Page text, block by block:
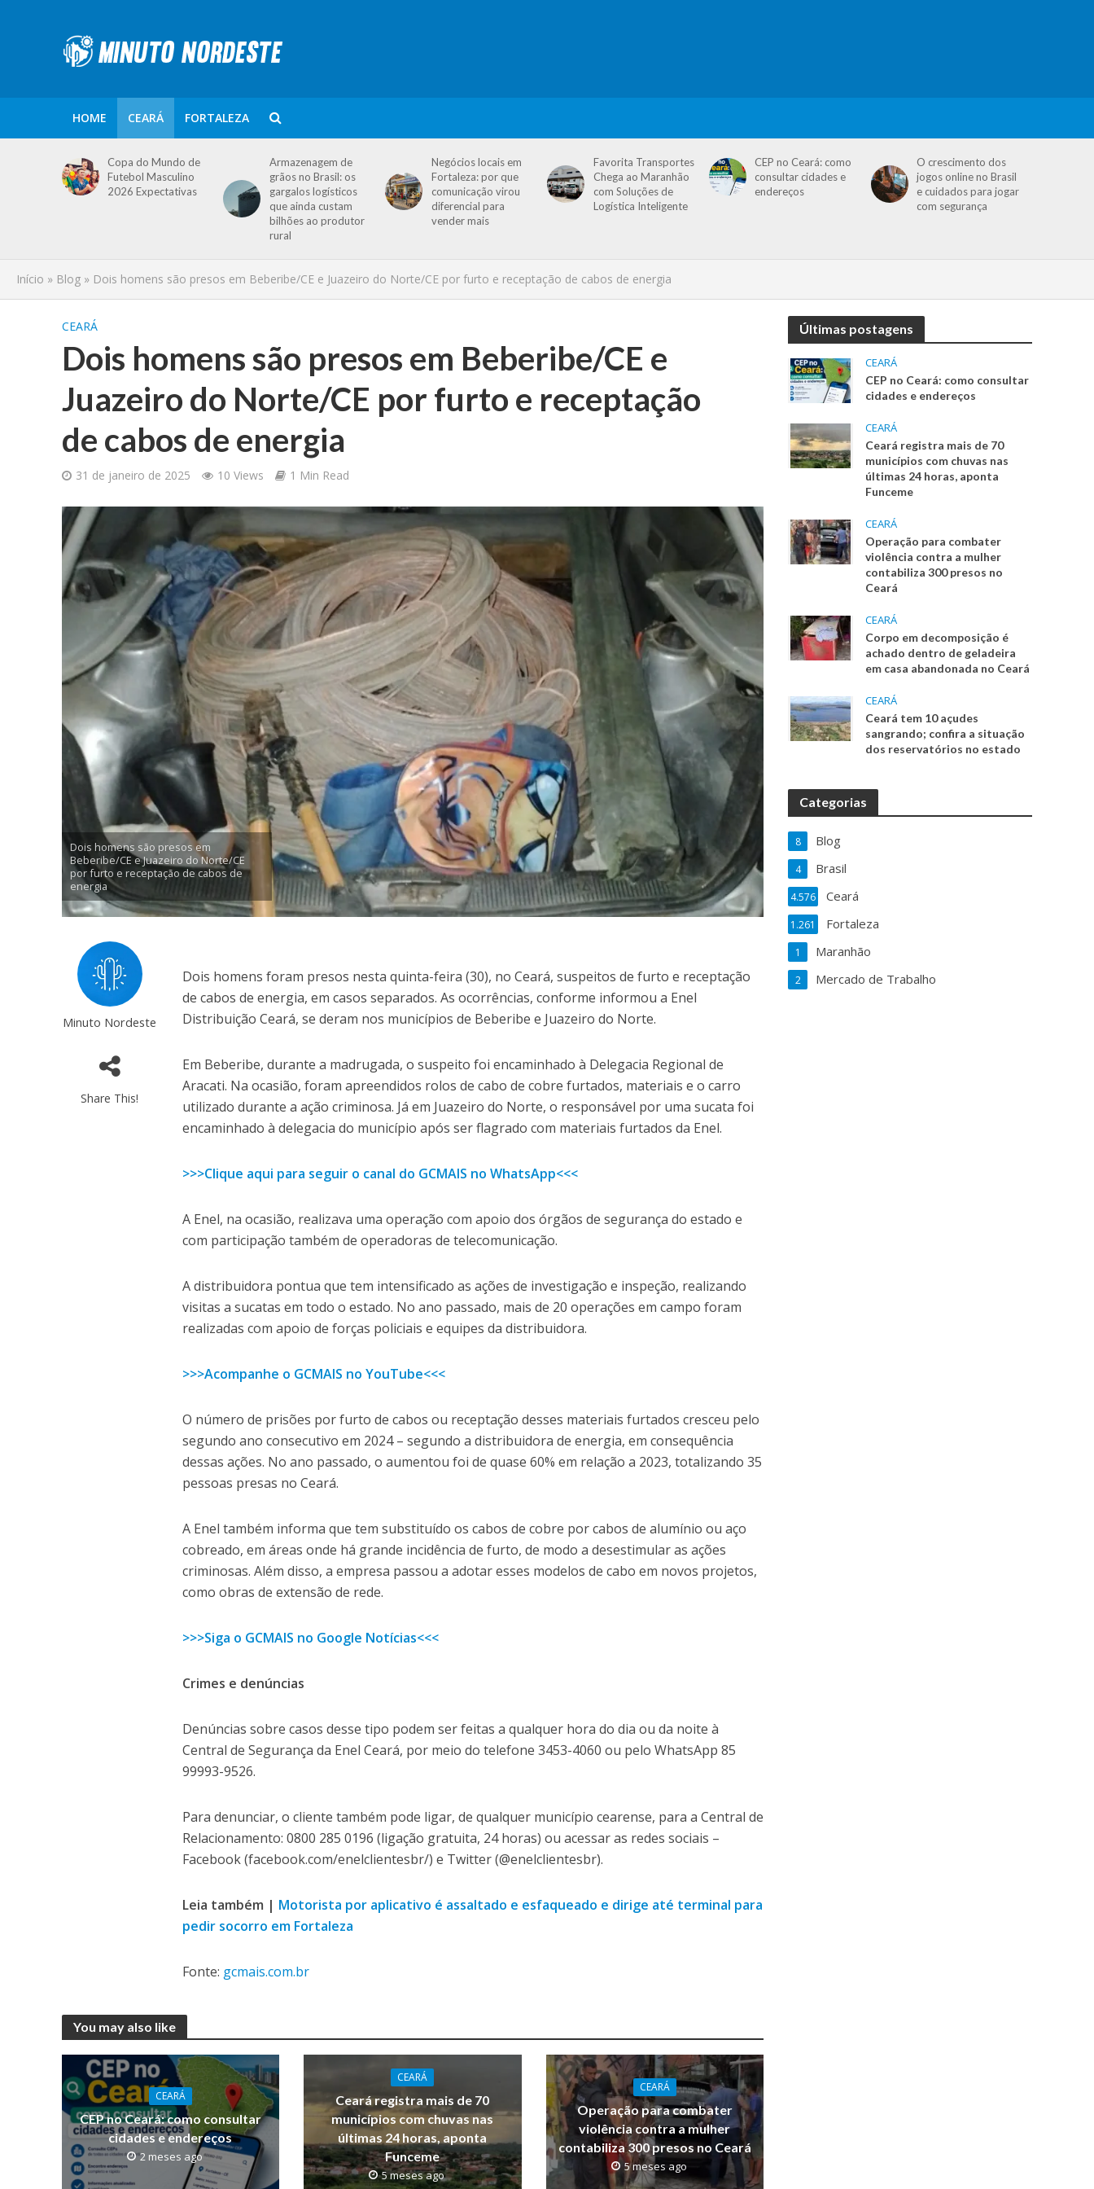
HOME CEARÁ FORTALEZA
Copa do Mundo de
Futebol Masculino
2026 Expectativas
Armazenagem de
grãos no Brasil: os
gargalos logísticos
que ainda custam
bilhões ao produtor
rural
Negócios locais em
Fortaleza: por que
comunicação virou
diferencial para
vender mais
Favorita Transportes
Chega ao Maranhão
com Soluções de
Logística Inteligente
CEP no Ceará: como
consultar cidades e
endereços
O crescimento dos
jogos online no Brasil
e cuidados para jogar
com segurança
Início » Blog » Dois homens são presos em Beberibe/CE e Juazeiro do Norte/CE por furto e receptação de cabos de energia
CEARÁ
Dois homens são presos em Beberibe/CE e
Juazeiro do Norte/CE por furto e receptação
de cabos de energia
31 de janeiro de 2025 10 Views 1 Min Read
Dois homens são presos em
Beberibe/CE e Juazeiro do Norte/CE
por furto e receptação de cabos de
energia
Minuto Nordeste
Share This!
Dois homens foram presos nesta quinta-feira (30), no Ceará, suspeitos de furto e receptação
de cabos de energia, em casos separados. As ocorrências, conforme informou a Enel
Distribuição Ceará, se deram nos municípios de Beberibe e Juazeiro do Norte.
Em Beberibe, durante a madrugada, o suspeito foi encaminhado à Delegacia Regional de
Aracati. Na ocasião, foram apreendidos rolos de cabo de cobre furtados, materiais e o carro
utilizado durante a ação criminosa. Já em Juazeiro do Norte, o responsável por uma sucata foi
encaminhado à delegacia do município após ser flagrado com materiais furtados da Enel.
>>>Clique aqui para seguir o canal do GCMAIS no WhatsApp<<<
A Enel, na ocasião, realizava uma operação com apoio dos órgãos de segurança do estado e
com participação também de operadoras de telecomunicação.
A distribuidora pontua que tem intensificado as ações de investigação e inspeção, realizando
visitas a sucatas em todo o estado. No ano passado, mais de 20 operações em campo foram
realizadas com apoio de forças policiais e equipes da distribuidora.
>>>Acompanhe o GCMAIS no YouTube<<<
O número de prisões por furto de cabos ou receptação desses materiais furtados cresceu pelo
segundo ano consecutivo em 2024 – segundo a distribuidora de energia, em consequência
dessas ações. No ano passado, o aumentou foi de quase 60% em relação a 2023, totalizando 35
pessoas presas no Ceará.
A Enel também informa que tem substituído os cabos de cobre por cabos de alumínio ou aço
cobreado, em áreas onde há grande incidência de furto, de modo a desestimular as ações
criminosas. Além disso, a empresa passou a adotar esses modelos de cabo em novos projetos,
como obras de extensão de rede.
>>>Siga o GCMAIS no Google Notícias<<<
Crimes e denúncias
Denúncias sobre casos desse tipo podem ser feitas a qualquer hora do dia ou da noite à
Central de Segurança da Enel Ceará, por meio do telefone 3453-4060 ou pelo WhatsApp 85
99993-9526.
Para denunciar, o cliente também pode ligar, de qualquer município cearense, para a Central de
Relacionamento: 0800 285 0196 (ligação gratuita, 24 horas) ou acessar as redes sociais –
Facebook (facebook.com/enelclientesbr/) e Twitter (@enelclientesbr).
Leia também | Motorista por aplicativo é assaltado e esfaqueado e dirige até terminal para
pedir socorro em Fortaleza
Fonte: gcmais.com.br
You may also like
CEARÁ
CEP no Ceará: como consultar
cidades e endereços
2 meses ago
CEARÁ
Ceará registra mais de 70
municípios com chuvas nas
últimas 24 horas, aponta
Funceme
5 meses ago
CEARÁ
Operação para combater
violência contra a mulher
contabiliza 300 presos no Ceará
5 meses ago
Últimas postagens
CEARÁ
CEP no Ceará: como consultar
cidades e endereços
CEARÁ
Ceará registra mais de 70
municípios com chuvas nas
últimas 24 horas, aponta
Funceme
CEARÁ
Operação para combater
violência contra a mulher
contabiliza 300 presos no
Ceará
CEARÁ
Corpo em decomposição é
achado dentro de geladeira
em casa abandonada no Ceará
CEARÁ
Ceará tem 10 açudes
sangrando; confira a situação
dos reservatórios no estado
Categorias
Blog
8
Brasil
4
Ceará
4.576
Fortaleza
1.261
Maranhão
1
Mercado de Trabalho
2